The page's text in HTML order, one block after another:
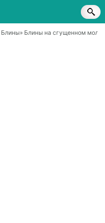
Блины» Блины на сгущенном